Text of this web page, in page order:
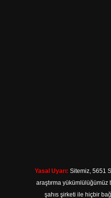
Yasal Uyarı: Sitemiz, 5651
araştırma yükümlülüğümüz
şahıs şirketi ile hiçbir